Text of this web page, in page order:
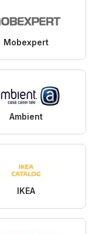
Mobexpert
Ambient
IKEA